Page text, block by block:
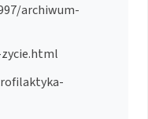
archiwum-